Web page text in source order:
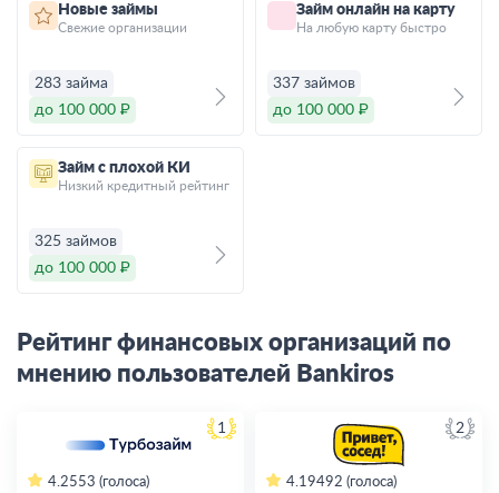
Новые займы
Свежие организации
283 займа
до 100 000 ₽
Займ онлайн на карту
На любую карту быстро
337 займов
до 100 000 ₽
Займ с плохой КИ
Низкий кредитный рейтинг
325 займов
до 100 000 ₽
Рейтинг финансовых организаций по
мнению пользователей Bankiros
1
4.2553 (голоса)
2
4.19492 (голоса)